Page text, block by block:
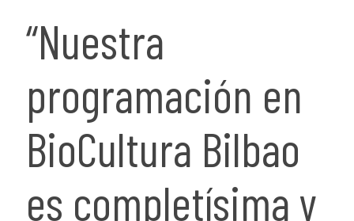
“Nuestra
programación en
BioCultura Bilbao
es completísima y